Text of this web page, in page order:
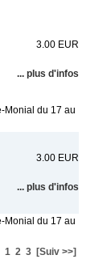
3.00 EUR
... plus d'infos
Monial du 17 au
3.00 EUR
... plus d'infos
Monial du 17 au
1 2 3 [Suiv >>]